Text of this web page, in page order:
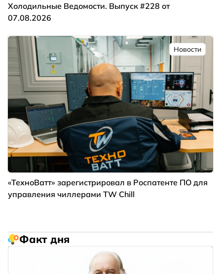
Холодильные Ведомости. Выпуск #228 от
07.08.2026
Новости
«ТехноВатт» зарегистрировал в Роспатенте ПО для
управления чиллерами TW Chill
Факт дня